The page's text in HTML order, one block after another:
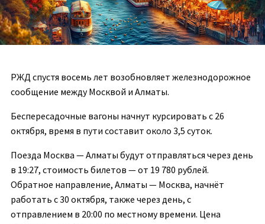
РЖД спустя восемь лет возобновляет железнодорожное
сообщение между Москвой и Алматы.
Беспересадочные вагоны начнут курсировать с 26
октября, время в пути составит около 3,5 суток.
Поезда Москва — Алматы будут отправляться через день
в 19:27, стоимость билетов — от 19 780 рублей.
Обратное направление, Алматы — Москва, начнёт
работать с 30 октября, также через день, с
отправлением в 20:00 по местному времени. Цена